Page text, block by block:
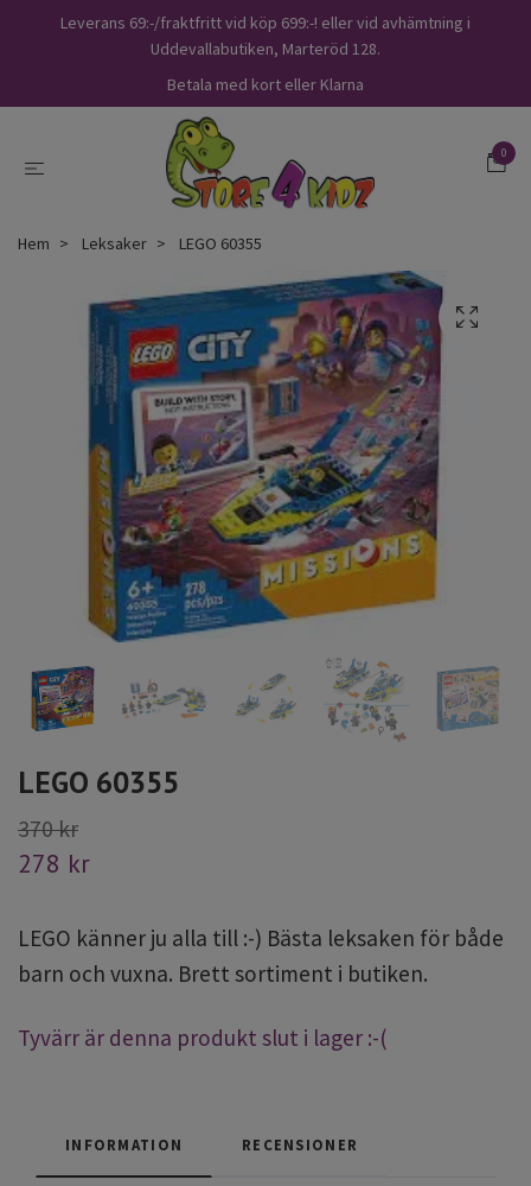
Leverans 69:-/fraktfritt vid köp 699:-! eller vid avhämtning i
Uddevallabutiken, Marteröd 128.
Betala med kort eller Klarna
0
Hem Leksaker LEGO 60355
LEGO 60355
370 kr
278 kr
LEGO känner ju alla till :-) Bästa leksaken för både
barn och vuxna. Brett sortiment i butiken.
Tyvärr är denna produkt slut i lager :-(
INFORMATION RECENSIONER